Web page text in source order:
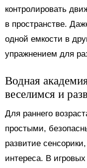
контролировать
в пространстве.
одной емкости в
упражнением для
Водная
веселимся и
Для раннего
простыми,
развитие
интереса. В